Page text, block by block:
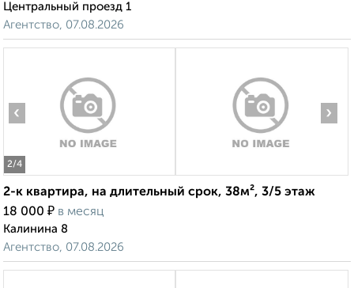
Центральный проезд 1
Агентство, 07.08.2026
2/4
‹ ›
2-к квартира, на длительный срок, 38м², 3/5 этаж
18 000 ₽ в месяц
Калинина 8
Агентство, 07.08.2026